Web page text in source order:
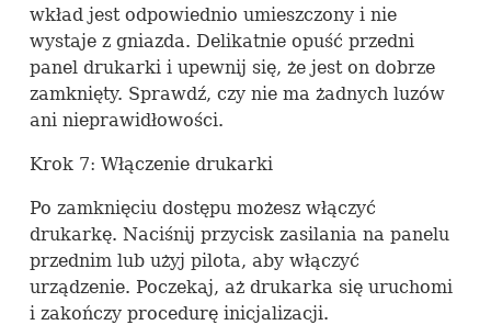
wkład jest odpowiednio umieszczony i nie
wystaje z gniazda. Delikatnie opuść przedni
panel drukarki i upewnij się, że jest on dobrze
zamknięty. Sprawdź, czy nie ma żadnych luzów
ani nieprawidłowości.
Krok 7: Włączenie drukarki
Po zamknięciu dostępu możesz włączyć
drukarkę. Naciśnij przycisk zasilania na panelu
przednim lub użyj pilota, aby włączyć
urządzenie. Poczekaj, aż drukarka się uruchomi
i zakończy procedurę inicjalizacji.